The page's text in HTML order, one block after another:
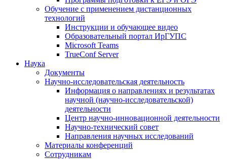
Обучение с применением дистанционных
технологий
Инструкции и обучающее видео
Образовательный портал ИрГУПС
Microsoft Teams
TrueConf Server
Наука
Документы
Научно-исследовательская деятельность
Информация о направлениях и результатах
научной (научно-исследовательской)
деятельности
Центр научно-инновационной деятельности
Научно-технический совет
Направления научных исследований
Материалы конференций
Сотрудникам